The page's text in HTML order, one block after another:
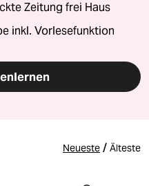
Zeitung frei Haus
inkl. Vorlesefunktion
Neueste / Älteste